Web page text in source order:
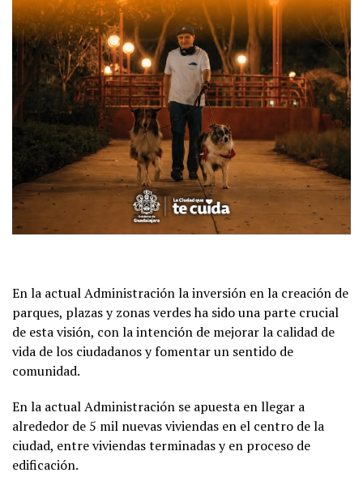
En la actual Administración la inversión en la creación de
parques, plazas y zonas verdes ha sido una parte crucial
de esta visión, con la intención de mejorar la calidad de
vida de los ciudadanos y fomentar un sentido de
comunidad.
En la actual Administración se apuesta en llegar a
alrededor de 5 mil nuevas viviendas en el centro de la
ciudad, entre viviendas terminadas y en proceso de
edificación.